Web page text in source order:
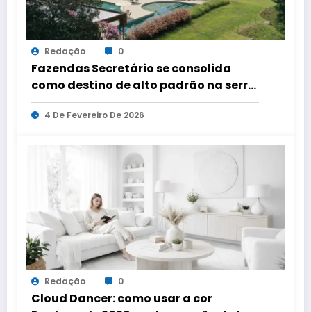
Redação 0
Fazendas Secretário se consolida
como destino de alto padrão na serra
fluminense
4 De Fevereiro De 2026
Redação 0
Cloud Dancer: como usar a cor